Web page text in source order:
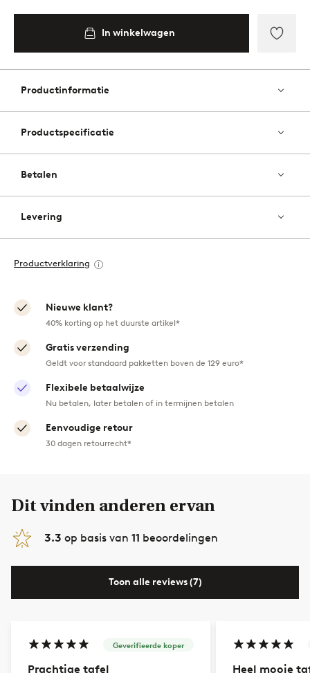
In winkelwagen
aan
Productinformatie
Productspecificatie
Betalen
Levering
Productverklaring
Nieuwe klant?
40% korting op het duurste artikel*
Gratis verzending
Geldt voor standaard pakketten boven de 129 euro*
Flexibele betaalwijze
Nu betalen, later betalen of in termijnen betalen
Eenvoudige retour
30 dagen retourrecht*
Dit vinden anderen ervan
3.3 op basis van 11 beoordelingen
Toon alle reviews (7)
Geverifieerde koper
Prachtige tafel Heel mooie